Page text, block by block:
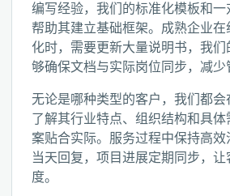
编写经验，我们的标准化模板和一
帮助其建立基础框架。成熟企业
化时，需要更新大量说明书，我
够确保文档与实际岗位同步，减少
无论是哪种类型的客户，我们都会
了解其行业特点、组织结构和具
案贴合实际。服务过程中保持高效
当天回复，项目进展定期同步，
度。